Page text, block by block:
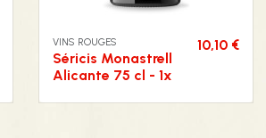
VINS ROUGES
Séricis Monastrell
Alicante 75 cl - 1x
10,10 €